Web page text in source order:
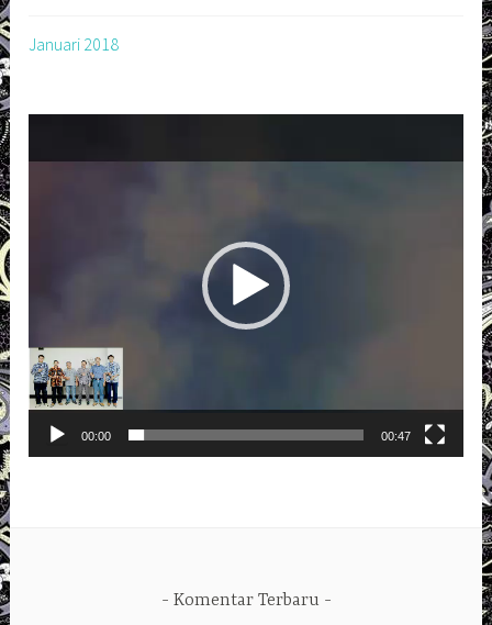
Januari 2018
00:00 00:47
Komentar Terbaru